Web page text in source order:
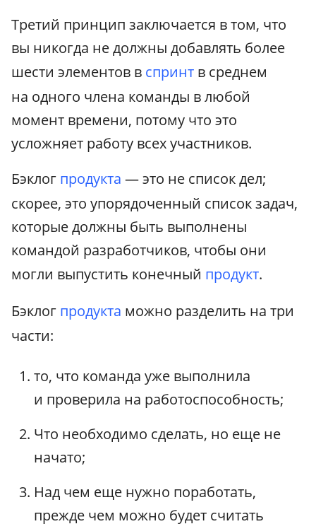
Третий принцип заключается в том, что
вы никогда не должны добавлять более
шести элементов в спринт в среднем
на одного члена команды в любой
момент времени, потому что это
усложняет работу всех участников.
Бэклог продукта — это не список дел;
скорее, это упорядоченный список задач,
которые должны быть выполнены
командой разработчиков, чтобы они
могли выпустить конечный продукт.
Бэклог продукта можно разделить на три
части:
то, что команда уже выполнила
и проверила на работоспособность;
Что необходимо сделать, но еще не
начато;
Над чем еще нужно поработать,
прежде чем можно будет считать